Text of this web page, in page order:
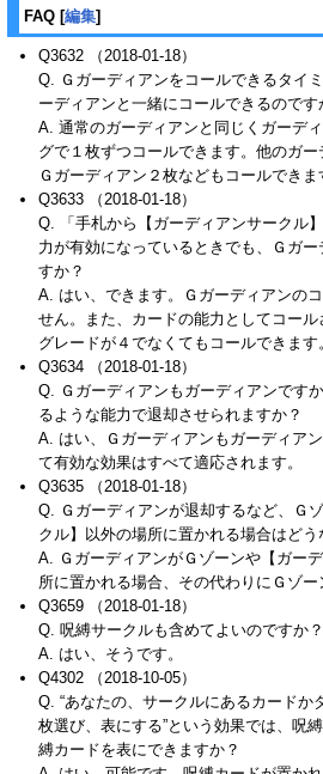
FAQ [編集]
Q3632 （2018-01-18）
Q. Ｇガーディアンをコールできるタイ
ーディアンと一緒にコールできるのです
A. 通常のガーディアンと同じくガーデ
グで１枚ずつコールできます。他のガー
Ｇガーディアン２枚などもコールできま
Q3633 （2018-01-18）
Q. 「手札から【ガーディアンサークル
力が有効になっているときでも、Ｇガ
すか？
A. はい、できます。Ｇガーディアンの
せん。また、カードの能力としてコー
グレードが４でなくてもコールできます
Q3634 （2018-01-18）
Q. Ｇガーディアンもガーディアンです
るような能力で退却させられますか？
A. はい、Ｇガーディアンもガーディア
て有効な効果はすべて適応されます。
Q3635 （2018-01-18）
Q. Ｇガーディアンが退却するなど、Ｇ
クル】以外の場所に置かれる場合はどう
A. ＧガーディアンがＧゾーンや【ガー
所に置かれる場合、その代わりにＧゾー
Q3659 （2018-01-18）
Q. 呪縛サークルも含めてよいのですか？
A. はい、そうです。
Q4302 （2018-10-05）
Q. “あなたの、サークルにあるカードか
枚選び、表にする”という効果では、呪
縛カードを表にできますか？